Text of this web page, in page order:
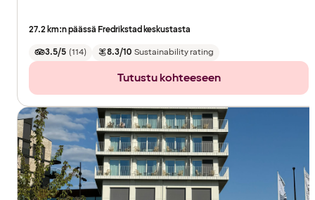
27.2 km:n päässä Fredrikstad keskustasta
3.5/5 (114) 8.3/10 Sustainability rating
Tutustu kohteeseen